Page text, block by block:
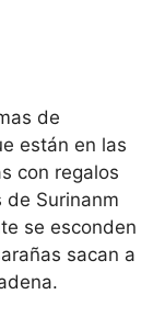
de
están en las
con regalos
de Surinanm
se esconden
sacan a